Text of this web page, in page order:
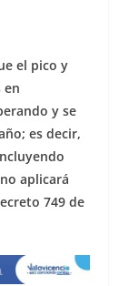
el pico y
en
y se
es decir,
aplicará
749 de